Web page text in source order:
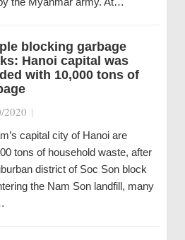
blocking garbage
Hanoi capital was
with 10,000 tons of
2020 |
capital city of Hanoi are
tons of household waste, after
district of Soc Son block
the Nam Son landfill, many